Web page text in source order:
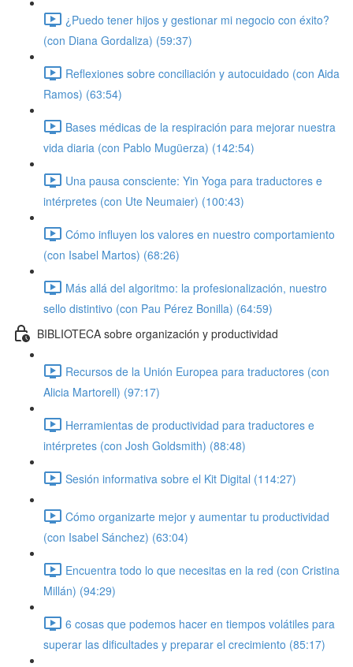
¿Puedo tener hijos y gestionar mi negocio con éxito?
(con Diana Gordaliza) (59:37)
Reflexiones sobre conciliación y autocuidado (con Aida
Ramos) (63:54)
Bases médicas de la respiración para mejorar nuestra
vida diaria (con Pablo Mugüerza) (142:54)
Una pausa consciente: Yin Yoga para traductores e
intérpretes (con Ute Neumaier) (100:43)
Cómo influyen los valores en nuestro comportamiento
(con Isabel Martos) (68:26)
Más allá del algoritmo: la profesionalización, nuestro
sello distintivo (con Pau Pérez Bonilla) (64:59)
BIBLIOTECA sobre organización y productividad
Recursos de la Unión Europea para traductores (con
Alicia Martorell) (97:17)
Herramientas de productividad para traductores e
intérpretes (con Josh Goldsmith) (88:48)
Sesión informativa sobre el Kit Digital (114:27)
Cómo organizarte mejor y aumentar tu productividad
(con Isabel Sánchez) (63:04)
Encuentra todo lo que necesitas en la red (con Cristina
Millán) (94:29)
6 cosas que podemos hacer en tiempos volátiles para
superar las dificultades y preparar el crecimiento (85:17)